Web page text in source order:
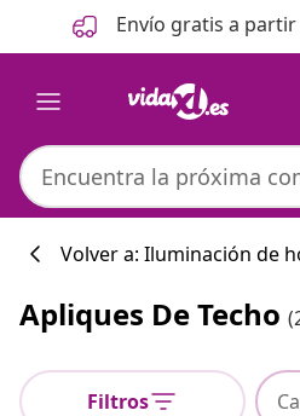
Anterior
Siguiente Envío gratis a
Volver a: Iluminación de
Apliques De Techo
Filtros